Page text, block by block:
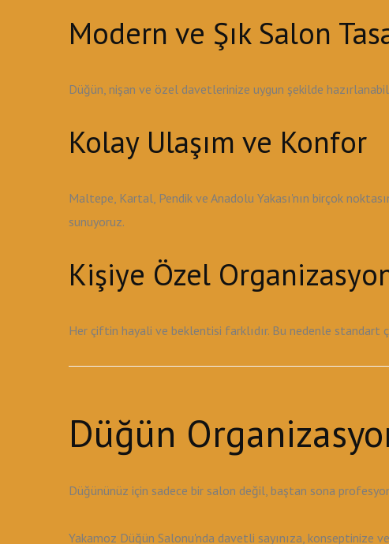
Modern ve Şık Salon
Düğün, nişan ve özel davetlerinize uygun şekilde
Kolay Ulaşım ve Konfor
Maltepe, Kartal, Pendik ve Anadolu Yakası'nın birçok
sunuyoruz.
Kişiye Özel
Her çiftin hayali ve beklentisi farklıdır. Bu nedenle standart
Düğün
Düğününüz için sadece bir salon değil, baştan sona
Yakamoz Düğün Salonu'nda davetli sayınıza, konseptinize